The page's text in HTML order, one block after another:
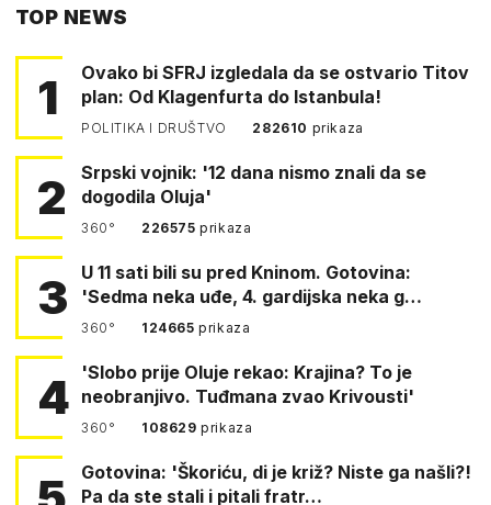
TOP NEWS
1
Ovako bi SFRJ izgledala da se ostvario Titov
plan: Od Klagenfurta do Istanbula!
POLITIKA I DRUŠTVO 282610 prikaza
2
Srpski vojnik: '12 dana nismo znali da se
dogodila Oluja'
360° 226575prikaza
3
U 11 sati bili su pred Kninom. Gotovina:
'Sedma neka uđe, 4. gardijska neka g…
360° 124665prikaza
4
'Slobo prije Oluje rekao: Krajina? To je
neobranjivo. Tuđmana zvao Krivousti'
360° 108629prikaza
Gotovina: 'Škoriću, di je križ? Niste ga našli?!
Pa da ste stali i pitali fratr…